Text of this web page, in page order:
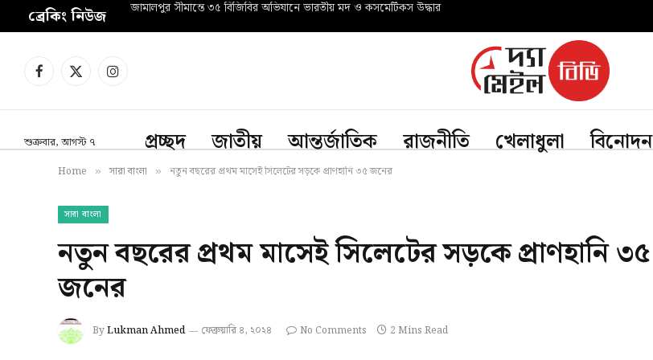
ব্রেকিং নিউজ জামালপুর সীমান্তে ৩৫ বিজিবির অভিযানে ভারতীয় মদ ও কসমেটিকস উদ্ধার
Facebook
X
Instagram
শুক্রবার, আগস্ট ৭ প্রচ্ছদ জাতীয় আন্তর্জাতিক রাজনীতি খেলাধুলা বিনোদন
Home » সারা বাংলা » নতুন বছরের প্রথম মাসেই সিলেটের সড়কে প্রাণহানি ৩৫ জনের
সারা বাংলা
নতুন বছরের প্রথম মাসেই সিলেটের সড়কে প্রাণহানি ৩৫
জনের
ByLukman Ahmed ফেব্রুয়ারি ৪, ২০২৪ No Comments 2 Mins Read